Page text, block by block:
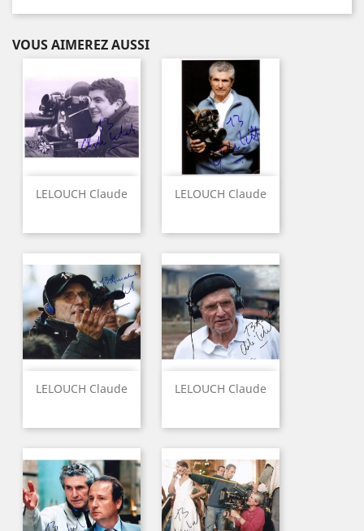
VOUS AIMEREZ AUSSI
LELOUCH Claude LELOUCH Claude
LELOUCH Claude LELOUCH Claude